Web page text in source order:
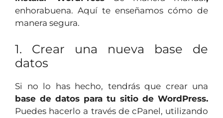
enhorabuena. Aquí te enseñamos cómo de
manera segura.
1. Crear una nueva base de
datos
Si no lo has hecho, tendrás que crear una
base de datos para tu sitio de WordPress.
Puedes hacerlo a través de cPanel, utilizando